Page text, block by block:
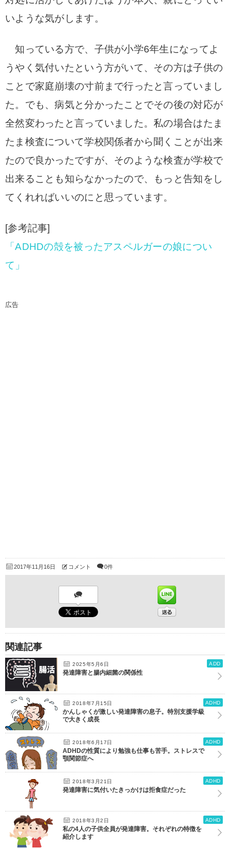
いような気がします。
知っている方で、子供が小学6年生になってよ
うやく気付いたという方がいて、その方は子供の
ことで家庭崩壊の寸前まで行ったと言っていまし
た。でも、病気と分かったことでその後の対応が
全然変わったと言っていました。私の場合はたま
たま検査について学校関係者から聞くことが出来
たので良かったですが、そのような検査が学校で
出来ることも知らなかったので、もっと告知をし
てくれればいいのにと思っています。
[参考記事]
「ADHDの殻を被ったアスペルガーの娘につい
て」
広告
2017年11月16日 コメント 0件
関連記事
2025年5月6日 ADD
発達障害と腸内細菌の関係性
2018年7月15日 ADHD
かんしゃくが激しい発達障害の息子。特別支援学級
で大きく成長
2018年6月17日 ADHD
ADHDの性質により勉強も仕事も苦手。ストレスで
顎関節症へ
2018年3月21日 ADHD
発達障害に気付いたきっかけは拒食症だった
2018年3月2日 ADHD
私の4人の子供全員が発達障害。それぞれの特徴を
紹介します